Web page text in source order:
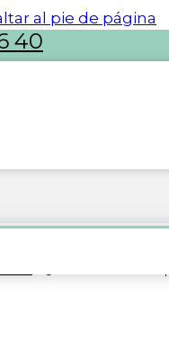
al pie de página
40